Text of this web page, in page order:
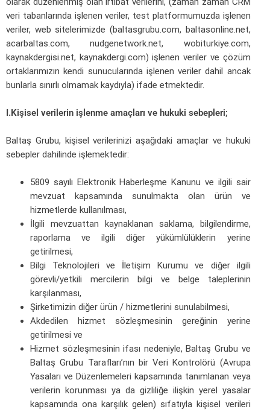
veri tabanlarında işlenen veriler, test platformumuzda işlenen
veriler, web sitelerimizde (baltasgrubu.com, baltasonline.net,
acarbaltas.com, nudgenetwork.net, wobiturkiye.com,
kaynakdergisi.net, kaynakdergi.com) işlenen veriler ve çözüm
ortaklarımızın kendi sunucularında işlenen veriler dahil ancak
bunlarla sınırlı olmamak kaydıyla) ifade etmektedir.
I.Kişisel verilerin işlenme amaçları ve hukuki sebepleri;
Baltaş Grubu, kişisel verilerinizi aşağıdaki amaçlar ve hukuki
sebepler dahilinde işlemektedir:
5809 sayılı Elektronik Haberleşme Kanunu ve ilgili sair
mevzuat kapsamında sunulmakta olan ürün ve
hizmetlerde kullanılması,
İlgili mevzuattan kaynaklanan saklama, bilgilendirme,
raporlama ve ilgili diğer yükümlülüklerin yerine
getirilmesi,
Bilgi Teknolojileri ve İletişim Kurumu ve diğer ilgili
görevli/yetkili mercilerin bilgi ve belge taleplerinin
karşılanması,
Şirketimizin diğer ürün / hizmetlerini sunulabilmesi,
Akdedilen hizmet sözleşmesinin gereğinin yerine
getirilmesi ve
Hizmet sözleşmesinin ifası nedeniyle, Baltaş Grubu ve
Baltaş Grubu Tarafları’nın bir Veri Kontrolörü (Avrupa
Yasaları ve Düzenlemeleri kapsamında tanımlanan veya
verilerin korunması ya da gizliliğe ilişkin yerel yasalar
kapsamında ona karşılık gelen) sıfatıyla kişisel verileri